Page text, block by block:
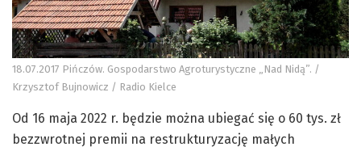
18.07.2017 Pińczów. Gospodarstwo Agroturystyczne „Nad Nidą”. /
Krzysztof Bujnowicz / Radio Kielce
Od 16 maja 2022 r. będzie można ubiegać się o 60 tys. zł
bezzwrotnej premii na restrukturyzację małych